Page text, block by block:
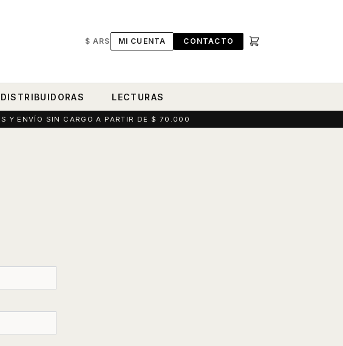
$ ARS MI CUENTA CONTACTO
DISTRIBUIDORAS LECTURAS
Y ENVÍO SIN CARGO A PARTIR DE $ 70.000